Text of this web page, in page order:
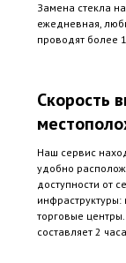
Замена стекла
ежедневная,
проводят более
Скорость
Наш сервис
удобно
доступности от
инфраструктуры:
торговые
составляет 2